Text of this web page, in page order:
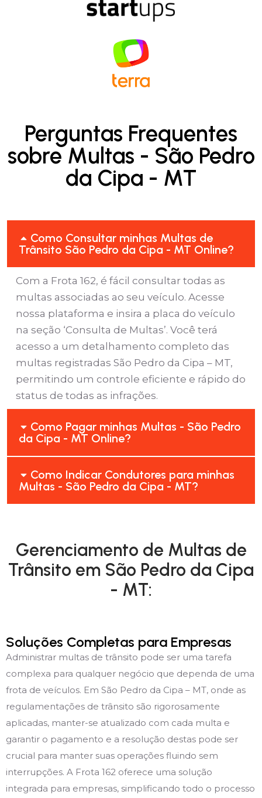
Perguntas Frequentes
sobre Multas - São Pedro
da Cipa - MT
Como Consultar minhas Multas de
Trânsito São Pedro da Cipa - MT Online?
Com a Frota 162, é fácil consultar todas as
multas associadas ao seu veículo. Acesse
nossa plataforma e insira a placa do veículo
na seção ‘Consulta de Multas’. Você terá
acesso a um detalhamento completo das
multas registradas São Pedro da Cipa – MT,
permitindo um controle eficiente e rápido do
status de todas as infrações.
Como Pagar minhas Multas - São Pedro
da Cipa - MT Online?
Como Indicar Condutores para minhas
Multas - São Pedro da Cipa - MT?
Gerenciamento de Multas de
Trânsito em São Pedro da Cipa
- MT:
Soluções Completas para Empresas
Administrar multas de trânsito pode ser uma tarefa
complexa para qualquer negócio que dependa de uma
frota de veículos. Em São Pedro da Cipa – MT, onde as
regulamentações de trânsito são rigorosamente
aplicadas, manter-se atualizado com cada multa e
garantir o pagamento e a resolução destas pode ser
crucial para manter suas operações fluindo sem
interrupções. A Frota 162 oferece uma solução
integrada para empresas, simplificando todo o processo